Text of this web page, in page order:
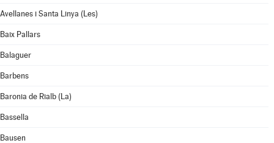
Avellanes i Santa Linya (Les)
Baix Pallars
Balaguer
Barbens
Baronia de Rialb (La)
Bassella
Bausen